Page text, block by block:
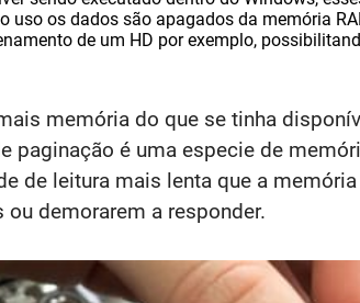
os dados são apagados da memória
de um HD por exemplo,
memória do que se tinha
paginação é uma especie de
de leitura mais lenta que a
demorarem a responder.